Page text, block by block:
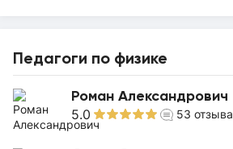
Педагоги по физике
Роман Александрович
5.0 53 отзыва